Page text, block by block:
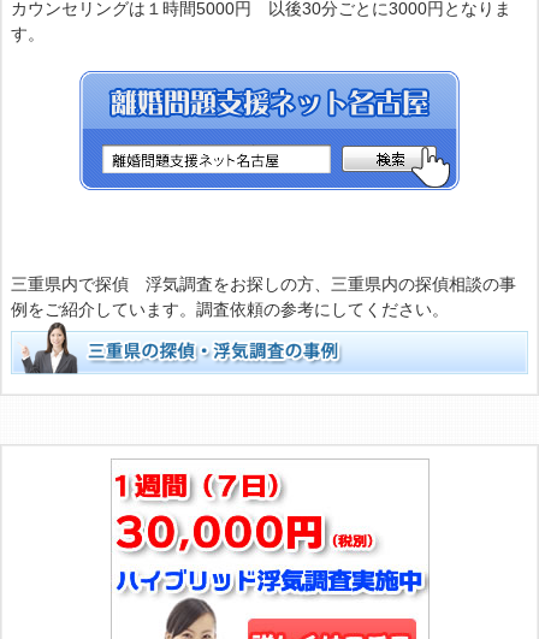
カウンセリングは１時間5000円 以後30分ごとに3000円となりま
す。
三重県内で探偵 浮気調査をお探しの方、三重県内の探偵相談の事
例をご紹介しています。調査依頼の参考にしてください。